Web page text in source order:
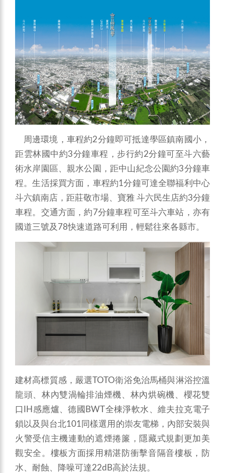
周邊環境，車程約2分鐘即可抵達學區鎮南國小，
距雲林國中約3分鐘車程，步行約2分鐘可至斗六藝
術水岸園區、親水公園，距中山紀念公園約3分鐘車
程。生活採買方面，車程約1分鐘可達全聯福利中心
斗六鎮南店，距莊敬市場、寶雅 斗六民生店約3分鐘
車程。交通方面，約7分鐘車程可至斗六車站，亦有
國道三號及78快速道路可利用，輕鬆往來各縣市。
建材高標質感，嚴選TOTO衛浴免治馬桶與淋浴控溫
龍頭、林內雙渦輪排油煙機、林內烘碗機、櫻花雙
口IH感應爐、德國BWT全棟淨軟水、維夫拉克電子
鎖以及與台北101同樣選用的崇友電梯，內部安裝與
火警受信主機連動的遮煙捲簾，隱藏式規劃更加美
觀安全。樓板方面採用精湛防衝擊音隔音樓板，防
水、耐蝕、降噪可達22dB高於法規。